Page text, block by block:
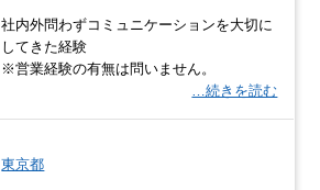
社内外問わずコミュニケーションを大切に
してきた経験
※営業経験の有無は問いません。
…続きを読む
東京都